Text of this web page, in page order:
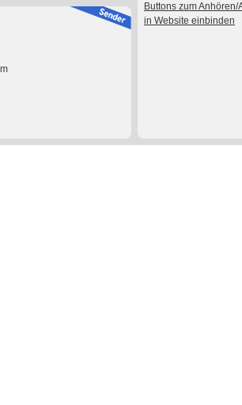
Buttons zum Anhören/
in Website einbinden